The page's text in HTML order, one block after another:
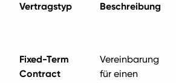
Vertragstyp Beschreibung
Fixed-Term
Contract
Vereinbarung
für einen